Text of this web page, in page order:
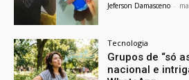
Jeferson Damasceno -
Tecnologia
Grupos de “só
nacional e